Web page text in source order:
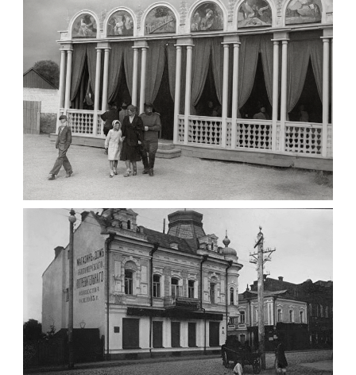
Фото Житомира період
до 1917 року
Leave a comment
ПАВІЛЬЙОН МОРОЗИВА ЖИТОМИР 1947
Фото Житомир (1945-
1960)
Leave a comment